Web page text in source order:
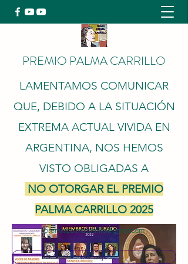
PREMIO PALMA CARRILLO
LAMENTAMOS COMUNICAR
QUE, DEBIDO A LA SITUACIÓN
EXTREMA ACTUAL VIVIDA EN
ARGENTINA, NOS HEMOS
VISTO OBLIGADAS A
NO OTORGAR EL PREMIO
PALMA CARRILLO 2025
premiopalmacarrillo@gmail.com
Mensaje